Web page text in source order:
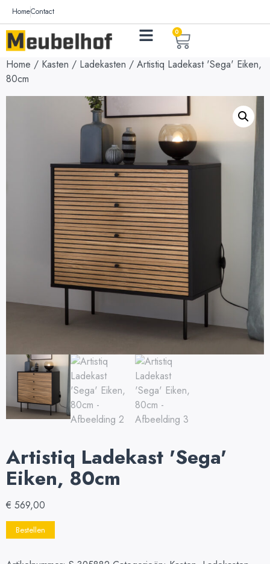
HomeContact
0
Home / Kasten / Ladekasten / Artistiq Ladekast 'Sega' Eiken,
80cm
Artistiq Ladekast 'Sega'
Eiken, 80cm
€ 569,00
Bestellen